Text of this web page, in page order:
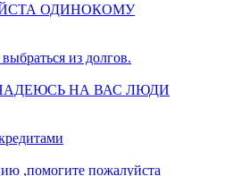
ОДИНОКОМУ
из долгов.
НА ВАС ЛЮДИ
,помогите пожалуйста